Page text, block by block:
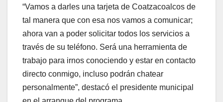
“Vamos a darles una tarjeta de Coatzacoalcos de
tal manera que con esa nos vamos a comunicar;
ahora van a poder solicitar todos los servicios a
través de su teléfono. Será una herramienta de
trabajo para irnos conociendo y estar en contacto
directo conmigo, incluso podrán chatear
personalmente”, destacó el presidente municipal